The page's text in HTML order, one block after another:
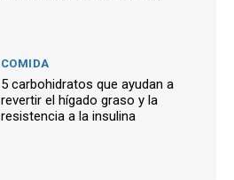
COMIDA
5 carbohidratos que ayudan a
revertir el hígado graso y la
resistencia a la insulina